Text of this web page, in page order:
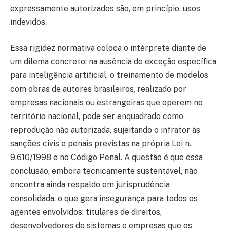
expressamente autorizados são, em princípio, usos
indevidos.
Essa rigidez normativa coloca o intérprete diante de
um dilema concreto: na ausência de exceção específica
para inteligência artificial, o treinamento de modelos
com obras de autores brasileiros, realizado por
empresas nacionais ou estrangeiras que operem no
território nacional, pode ser enquadrado como
reprodução não autorizada, sujeitando o infrator às
sanções civis e penais previstas na própria Lei n.
9.610/1998 e no Código Penal. A questão é que essa
conclusão, embora tecnicamente sustentável, não
encontra ainda respaldo em jurisprudência
consolidada, o que gera insegurança para todos os
agentes envolvidos: titulares de direitos,
desenvolvedores de sistemas e empresas que os